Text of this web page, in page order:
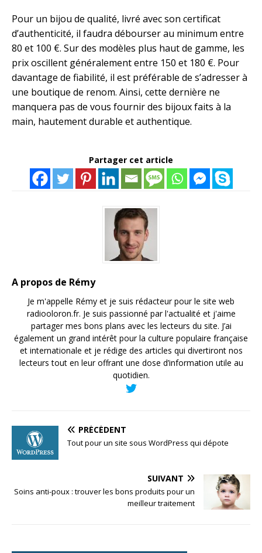
Pour un bijou de qualité, livré avec son certificat
d’authenticité, il faudra débourser au minimum entre
80 et 100 €. Sur des modèles plus haut de gamme, les
prix oscillent généralement entre 150 et 180 €. Pour
davantage de fiabilité, il est préférable de s’adresser à
une boutique de renom. Ainsi, cette dernière ne
manquera pas de vous fournir des bijoux faits à la
main, hautement durable et authentique.
Partager cet article
A propos de Rémy
Je m'appelle Rémy et je suis rédacteur pour le site web
radiooloron.fr. Je suis passionné par l'actualité et j'aime
partager mes bons plans avec les lecteurs du site. J’ai
également un grand intérêt pour la culture populaire française
et internationale et je rédige des articles qui divertiront nos
lecteurs tout en leur offrant une dose d’information utile au
quotidien.
PRÉCÉDENT
Tout pour un site sous WordPress qui dépote
SUIVANT
Soins anti-poux : trouver les bons produits pour un
meilleur traitement